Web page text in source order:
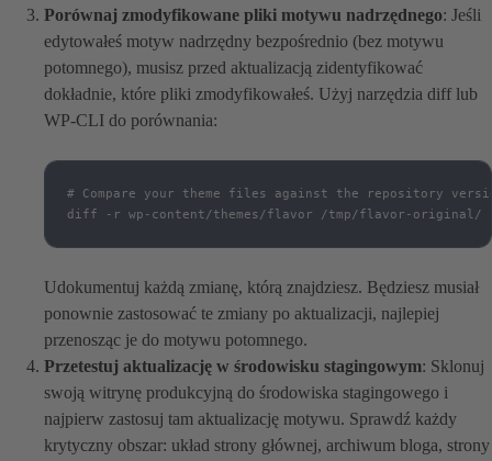
Porównaj zmodyfikowane pliki motywu nadrzędnego: Jeśli
edytowałeś motyw nadrzędny bezpośrednio (bez motywu
potomnego), musisz przed aktualizacją zidentyfikować
dokładnie, które pliki zmodyfikowałeś. Użyj narzędzia diff lub
WP-CLI do porównania:
# Compare your theme files against the repository
diff -r wp-content/themes/flavor /tmp/flavor-original/
Udokumentuj każdą zmianę, którą znajdziesz. Będziesz musiał
ponownie zastosować te zmiany po aktualizacji, najlepiej
przenosząc je do motywu potomnego.
Przetestuj aktualizację w środowisku stagingowym: Sklonuj
swoją witrynę produkcyjną do środowiska stagingowego i
najpierw zastosuj tam aktualizację motywu. Sprawdź każdy
krytyczny obszar: układ strony głównej, archiwum bloga, strony